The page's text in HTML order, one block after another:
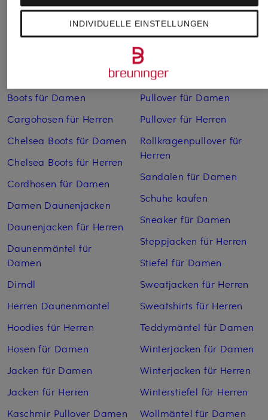
Boots für Damen
Cargohosen für Herren
Chelsea Boots für Damen
Chelsea Boots für Herren
Cordhosen für Damen
Damen Daunenjacken
Daunenjacken für Herren
Daunenmäntel für
Damen
Dirndl
Herren Daunenmantel
Hoodies für Herren
Hosen für Damen
Jacken für Damen
Jacken für Herren
Kaschmir Pullover Damen
Mäntel für Herren
Pullover für Damen
Pullover für Herren
Rollkragenpullover für
Herren
Sandalen für Damen
Schuhe kaufen
Sneaker für Damen
Steppjacken für Herren
Stiefel für Damen
Sweatjacken für Herren
Sweatshirts für Herren
Teddymäntel für Damen
Winterjacken für Damen
Winterjacken für Herren
Winterstiefel für Herren
Wollmäntel für Damen
INDIVIDUELLE EINSTELLUNGEN